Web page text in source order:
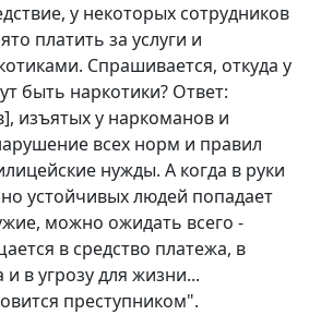
у некоторых сотрудников
платить за услуги и
Спрашивается, откуда у
быть наркотики? Ответ:
изъятых у наркоманов и
всех норм и правил
нужды. А когда в руки
устойчивых людей попадает
можно ожидать всего -
в средство платежа, в
в угрозу для жизни...
преступником".